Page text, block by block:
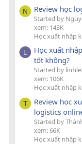
N Review học
Started by
xem: 143K
Học xuất nhập
L
Học xuất
tốt không?
Started by
xem: 106K
Học xuất nhập
T
Review học
logistics
Started by
xem: 66K
Học xuất nhập